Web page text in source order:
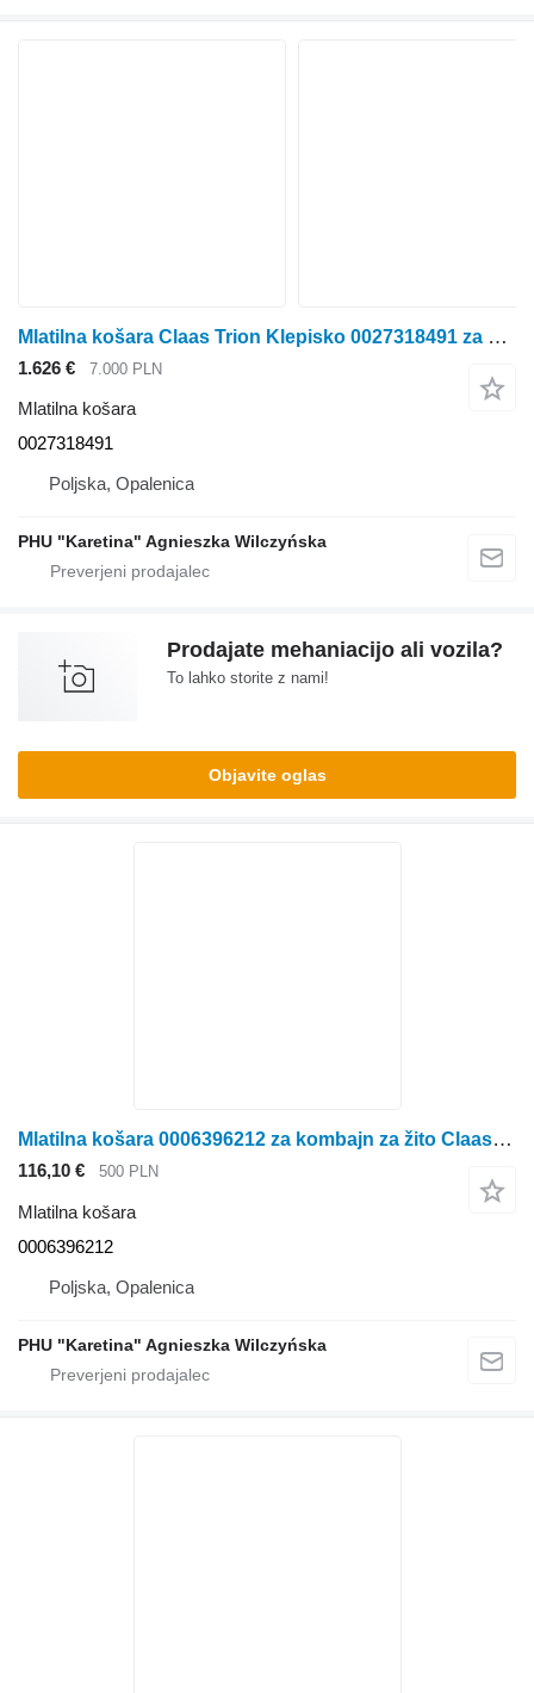
Mlatilna košara Claas Trion Klepisko 0027318491 za kombajn za žito Claas Trion
1.626 € 7.000 PLN
Mlatilna košara
0027318491
Poljska, Opalenica
PHU "Karetina" Agnieszka Wilczyńska
Prodajate mehaniacijo ali vozila?
To lahko storite z nami!
Objavite oglas
Mlatilna košara 0006396212 za kombajn za žito Claas Dominator 98
116,10 € 500 PLN
Mlatilna košara
0006396212
Poljska, Opalenica
PHU "Karetina" Agnieszka Wilczyńska